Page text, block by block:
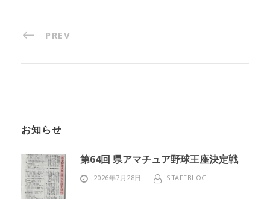
PREV
お知らせ
第64回 県アマチュア野球王座決定戦
2026年7月28日 STAFFBLOG